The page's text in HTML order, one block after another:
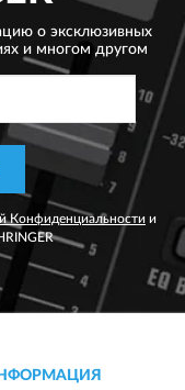
о эксклюзивных
и многом другом
Конфиденциальности и